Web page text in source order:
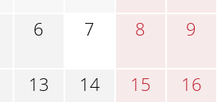
6 7 8 9
13 14 15 16